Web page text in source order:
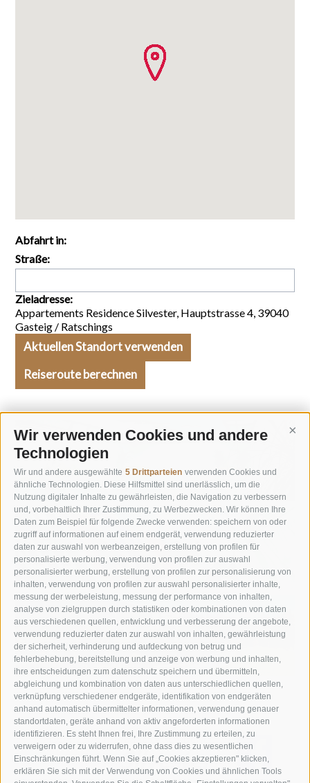
Wir verwenden Cookies und andere
Technologien
Wir und andere ausgewählte 5 Drittparteien verwenden Cookies und
ähnliche Technologien. Diese Hilfsmittel sind unerlässlich, um die
Nutzung digitaler Inhalte zu gewährleisten, die Navigation zu verbessern
und, vorbehaltlich Ihrer Zustimmung, zu Werbezwecken. Wir können Ihre
Daten zum Beispiel für folgende Zwecke verwenden: speichern von oder
zugriff auf informationen auf einem endgerät, verwendung reduzierter
daten zur auswahl von werbeanzeigen, erstellung von profilen für
personalisierte werbung, verwendung von profilen zur auswahl
personalisierter werbung, erstellung von profilen zur personalisierung von
inhalten, verwendung von profilen zur auswahl personalisierter inhalte,
messung der werbeleistung, messung der performance von inhalten,
analyse von zielgruppen durch statistiken oder kombinationen von daten
aus verschiedenen quellen, entwicklung und verbesserung der angebote,
verwendung reduzierter daten zur auswahl von inhalten, gewährleistung
der sicherheit, verhinderung und aufdeckung von betrug und
fehlerbehebung, bereitstellung und anzeige von werbung und inhalten,
ihre entscheidungen zum datenschutz speichern und übermitteln,
abgleichung und kombination von daten aus unterschiedlichen quellen,
verknüpfung verschiedener endgeräte, identifikation von endgeräten
anhand automatisch übermittelter informationen, verwendung genauer
standortdaten, geräte anhand von aktiv angeforderten informationen
identifizieren. Es steht Ihnen frei, Ihre Zustimmung zu erteilen, zu
verweigern oder zu widerrufen, ohne dass dies zu wesentlichen
Einschränkungen führt. Wenn Sie auf „Cookies akzeptieren" klicken,
erklären Sie sich mit der Verwendung von Cookies und ähnlichen Tools
Abfahrt in:
Straße:
Zieladresse:
Appartements Residence Silvester, Hauptstrasse 4, 39040
Gasteig / Ratschings
Aktuellen Standort verwenden
Reiseroute berechnen
Appartementanlage & Residence
Silvester